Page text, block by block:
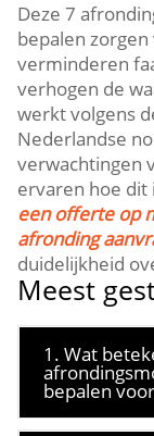
Deze 7
bepalen
verminderen
verhogen de
werkt volgens
Nederlandse
verwachtingen
ervaren hoe dit
een offerte op
afronding
duidelijkheid
Meest
1. Wat
bepalen